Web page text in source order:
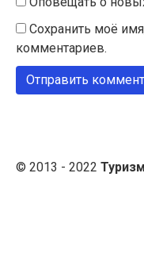
Сохранить моё
комментариев.
© 2013 - 2022